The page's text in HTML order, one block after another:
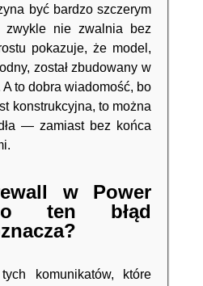
być bardzo szczerym
zwykle nie zwalnia bez
pokazuje, że model,
został zbudowany w
to dobra wiadomość, bo
konstrukcyjna, to można
— zamiast bez końca
w Power
ten błąd
komunikatów, które